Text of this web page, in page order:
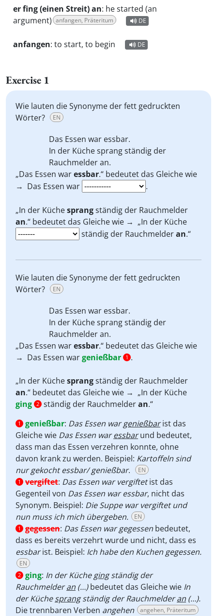
er fing (einen Streit) an: he started (an
argument) anfangen, Präteritum DE
anfangen: to start, to begin DE
Exercise 1
Wie lauten die Synonyme der fett gedruckten
Wörter?
EN
Das Essen war essbar.
In der Küchesprangständig der
Rauchmelderan.
„Das Essen waressbar.“ bedeutet das Gleiche wie
→ Das Essen war
.
„In der Küchesprangständig der Rauchmelder
an.“ bedeutet das Gleiche wie → „In der Küche
ständig der Rauchmelderan.“
Wie lauten die Synonyme der fett gedruckten
Wörter?
EN
Das Essen war essbar.
In der Küchesprangständig der
Rauchmelderan.
„Das Essen waressbar.“ bedeutet das Gleiche wie
→ Das Essen wargenießbar 1 .
„In der Küchesprangständig der Rauchmelder
an.“ bedeutet das Gleiche wie → „In der Küche
ging 2 ständig der Rauchmelderan.“
1 genießbar: Das Essen wargenießbarist das
Gleiche wie Das Essen waressbarund bedeutet,
dass man das Essen verzehren konnte, ohne
davon krank zu werden. Beispiel: Kartoffeln sind
nur gekocht essbar/ genießbar. EN
1 vergiftet: Das Essen war vergiftetist das
Gegenteil von Das Essen war essbar, nicht das
Synonym. Beispiel: Die Suppe war vergiftet und
nun muss ich mich übergeben.
EN
1 gegessen: Das Essen war gegessen bedeutet,
dass es bereits verzehrt wurde und nicht, dass es
essbarist. Beispiel: Ich habe den Kuchen gegessen.
EN
2 ging: In der Küchegingständig der
Rauchmelderan (…) bedeutet das Gleiche wie In
der Küchesprangständig der Rauchmelderan (…).
Die trennbaren Verben angehen angehen, Präteritum